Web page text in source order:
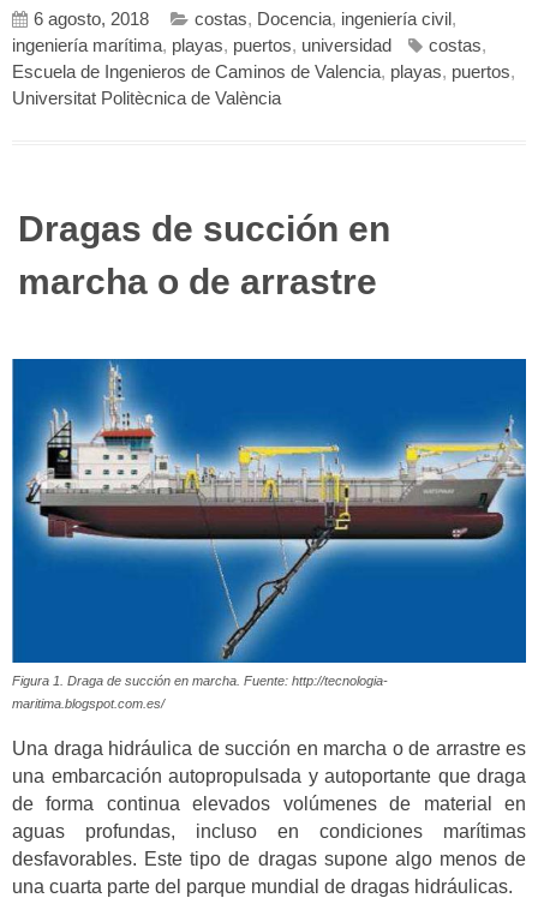
6 agosto, 2018 costas, Docencia, ingeniería civil ,
ingeniería marítima, playas, puertos, universidad costas,
Escuela de Ingenieros de Caminos de Valencia, playas, puertos,
Universitat Politècnica de València
Dragas de succión en
marcha o de arrastre
Figura 1. Draga de succión en marcha. Fuente: http://tecnologia-
maritima.blogspot.com.es/
Una draga hidráulica de succión en marcha o de arrastre es
una embarcación autopropulsada y autoportante que draga
de forma continua elevados volúmenes de material en
aguas profundas, incluso en condiciones marítimas
desfavorables. Este tipo de dragas supone algo menos de
una cuarta parte del parque mundial de dragas hidráulicas.